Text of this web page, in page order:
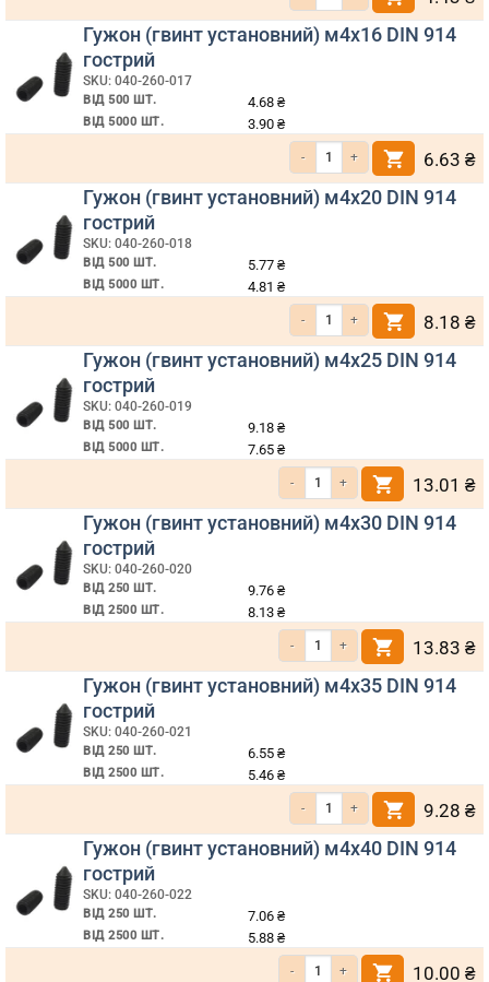
Гужон (гвинт установний) м4х16 DIN 914
гострий
SKU: 040-260-017
ВІД 500 ШТ. 4.68 ₴
ВІД 5000 ШТ. 3.90 ₴
Кількість Гужон (гвинт
6.63 ₴
Гужон (гвинт установний) м4х20 DIN 914
гострий
SKU: 040-260-018
ВІД 500 ШТ. 5.77 ₴
ВІД 5000 ШТ. 4.81 ₴
Кількість Гужон (гвинт установний) м4х20 DIN 914 гострий
8.18 ₴
Гужон (гвинт установний) м4х25 DIN 914
гострий
SKU: 040-260-019
ВІД 500 ШТ. 9.18 ₴
ВІД 5000 ШТ. 7.65 ₴
Кількість Гужон (гвинт установний) м4х25 DIN 914 гострий
13.01 ₴
Гужон (гвинт установний) м4х30 DIN 914
гострий
SKU: 040-260-020
ВІД 250 ШТ. 9.76 ₴
ВІД 2500 ШТ. 8.13 ₴
Кількість Гужон (гвинт установний) м4х30 DIN 914 гострий
13.83 ₴
Гужон (гвинт установний) м4х35 DIN 914
гострий
SKU: 040-260-021
ВІД 250 ШТ. 6.55 ₴
ВІД 2500 ШТ. 5.46 ₴
Кількість Гужон (гвинт установний) м4х35 DIN 914 гострий
9.28 ₴
Гужон (гвинт установний) м4х40 DIN 914
гострий
SKU: 040-260-022
ВІД 250 ШТ. 7.06 ₴
ВІД 2500 ШТ. 5.88 ₴
Кількість Гужон (гвинт установний) м4х40 DIN 914 гострий
10.00 ₴